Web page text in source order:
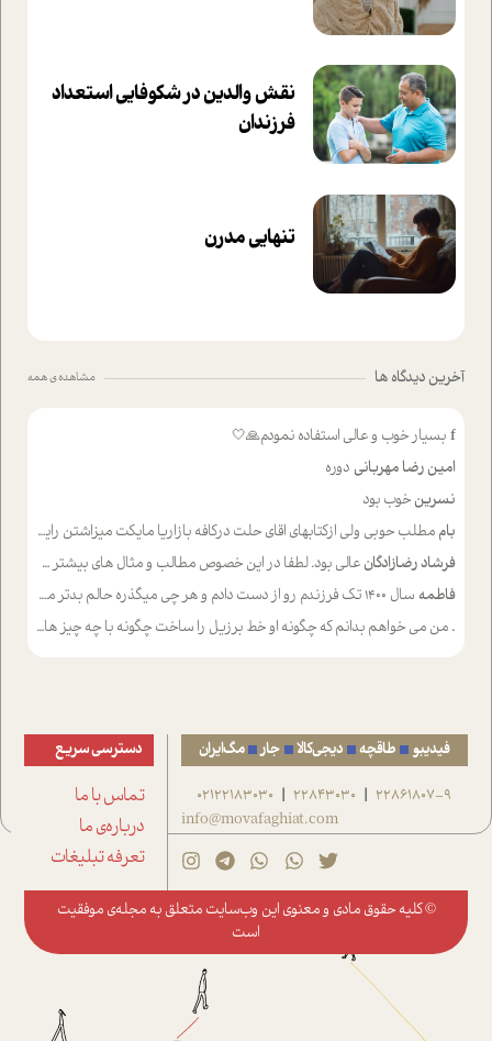
نقش والدین در شکوفا‌یی ا‌ستعداد
فرزندان‌
تنهایی مدرن
آخرین دیدگاه ها مشاهده ی همه
f بسیار خوب و عالی استفاده نمودم🙏🤍
امین رضا مهربانی دوره
نسرینخوب بود
بام مطلب حوبی ولی ازکتابهای اقای حلت درکافه بازاریا مایکت میزاشتن رایگان خوب بود ولی هرکدام خلاصه شده ش تومجله از طریق سایت هم خوبه اینکه درزیر اخرصفحه گذاشته شده خب ادم خبره میره نصب میکنه میخونه ولی هرکسی گوشیش ظرفیتش نداره باتشکر
فرشاد رضازادگان عالی بود. لطفا در این خصوص مطالب و مثال های بیشتر ی ارایه دهید
فاطمه سال ۱۴۰۰ تک فرزندم رو از دست دادم و هر چی میگذره حالم بدتر میشه و دلتنگتر تنایی رو ترجیح دادم و معاشرت برام سخت شده
. من می خواهم بدانم که چگونه او خط برزیل را ساخت چگونه با چه چیز هایی
فیدیبو طاقچه دیجی‌کالا جار مگ‌ایران
22861807-9
|
22843030
|
02122183030
info@movafaghiat.com
دسترسی سریع
تماس با ما
درباره‌ی ما
تعرفه تبلیغات
© کلیه حقوق مادی و معنوی این وب‌سایت متعلق به مجله‌ی موفقیت
است